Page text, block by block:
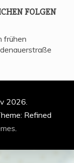
FOLGEN
frühen
2026.
Refined
.